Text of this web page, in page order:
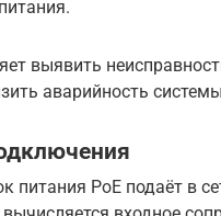
выявить
аварийность
питания РоЕ подаёт в